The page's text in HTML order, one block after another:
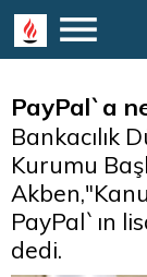
PayPal`a
Bankacılık
Kurumu
PayPal`ın
dedi.